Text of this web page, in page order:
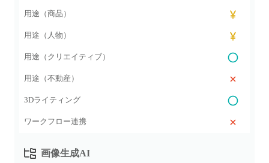
用途（商品）
用途（人物）
用途（クリエイティブ）
用途（不動産）
3Dライティング
ワークフロー連携
画像生成AI